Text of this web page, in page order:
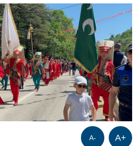
A+
A-